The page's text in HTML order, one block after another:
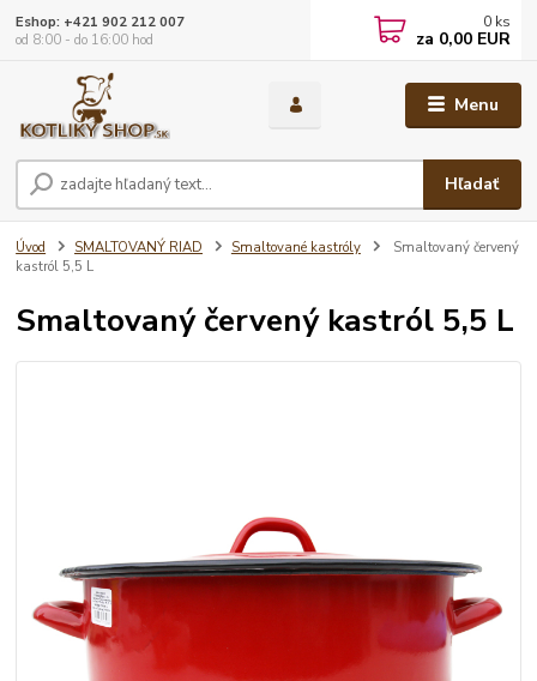
Menu
Hľadať
Eshop: +421 902 212 007
od 8:00 - do 16:00 hod
0 ks
za 0,00 EUR
Úvod SMALTOVANÝ RIAD Smaltované kastróly
Smaltovaný červený
kastról 5,5 L
Smaltovaný červený kastról 5,5 L